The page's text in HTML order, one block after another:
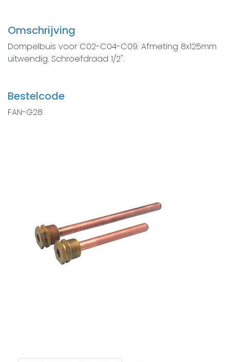
Omschrijving
Dompelbuis voor C02-C04-C09. Afmeting 8x125mm
uitwendig. Schroefdraad 1/2".
Bestelcode
FAN-G28